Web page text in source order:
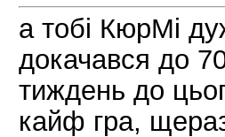
а тобі КюрМі
докачався до
тиждень до
кайф гра,